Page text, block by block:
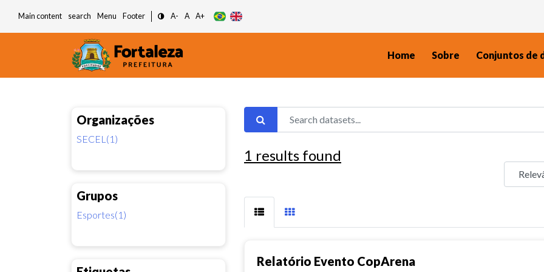
Main content search Menu Footer A- A A+
Home Sobre Conjuntos de
Organizações
SECEL(1)
Grupos
Esportes(1)
1 results found
Relatório Evento CopArena